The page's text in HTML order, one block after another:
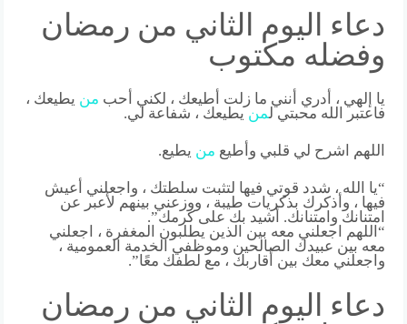
دعاء اليوم الثاني من رمضان
وفضله مكتوب
يا إلهي ، أدري أنني ما زلت أطيعك ، لكني أحب من يطيعك ،
فاعتبر الله محبتي ل من يطيعك ، شفاعة لي.
اللهم اشرح لي قلبي وأطيع من يطيع.
“يا الله ، شدد قوتي فيها لتثبت سلطتك ، واجعلني أعيش
فيها ، وأذكرك بذكريات طيبة ، ووزعني بينهم لأعبر عن
امتنانك وامتنانك. أشيد بك على كرمك”.
“اللهم اجعلني معه بين الذين يطلبون المغفرة ، اجعلني
معه بين عبيدك الصالحين وموظفي الخدمة العمومية ،
واجعلني معك بين أقاربك ، مع لطفك معًا”.
دعاء اليوم الثاني من رمضان